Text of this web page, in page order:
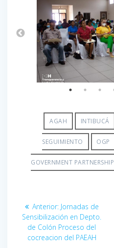
AGAH INTIBUCÁ
SEGUIMIENTO OGP
GOVERNMENT PARTNERSHIP
Anterior: Jornadas de
Sensibilización en Depto.
de Colón Proceso del
cocreacion del PAEAH